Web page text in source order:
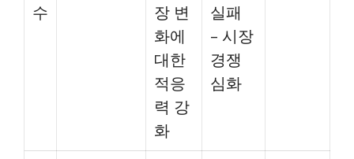
수
장 변
화에
대한
적응
력 강
화
실패
– 시장
경쟁
심화